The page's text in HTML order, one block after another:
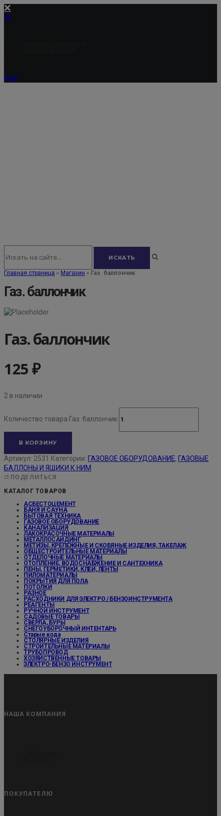
Главная страница » Магазин » Газ. баллончик
Газ. баллончик
Газ. баллончик
125₽
2 в наличии
Количество товара Газ. баллончик
В КОРЗИНУ
Артикул: 2531 Категории: ГАЗОВОЕ ОБОРУДОВАНИЕ, ГАЗОВЫЕ
БАЛЛОНЫ И ЯЩИКИ К НИМ
ПОДЕЛИТЬСЯ
КАТАЛОГ ТОВАРОВ
АСБЕСТОЦЕМЕНТ
БАНЯ И САУНА
БЫТОВАЯ ТЕХНИКА
ГАЗОВОЕ ОБОРУДОВАНИЕ
КАНАЛИЗАЦИЯ
ЛАКОКРАСОЧНЫЕ МАТЕРИАЛЫ
МЕТАЛЛОСАЙДИНГ
МЕТИЗЫ, КРЕПЕЖНЫЕ И СКОБЯНЫЕ ИЗДЕЛИЯ, ТАКЕЛАЖ
ОБЩЕСТРОИТЕЛЬНЫЕ МАТЕРИАЛЫ
ОТДЕЛОЧНЫЕ МАТЕРИАЛЫ
ОТОПЛЕНИЕ, ВОДОСНАБЖЕНИЕ И САНТЕХНИКА
ПЕНЫ, ГЕРМЕТИКИ, КЛЕИ, ЛЕНТЫ
ПИЛОМАТЕРИАЛЫ
ПОКРЫТИЯ ДЛЯ ПОЛА
ПОТОЛКИ
РАЗНОЕ
РАСХОДНИКИ ДЛЯ ЭЛЕКТРО / БЕНЗОИНСТРУМЕНТА
РЕАГЕНТЫ
РУЧНОЙ ИНСТРУМЕНТ
САДОВЫЕ ТОВАРЫ
СВЕРЛА, БУРЫ
СНЕГОУБОРОЧНЫЙ ИНТЕНТАРЬ
Старые кода
СТОЛЯРНЫЕ ИЗДЕЛИЯ
СТРОИТЕЛЬНЫЕ МАТЕРИАЛЫ
ТРУБОПРОВОД
ХОЗЯЙСТВЕННЫЕ ТОВАРЫ
ЭЛЕКТРО-БЕНЗО ИНСТРУМЕНТ
НАША КОМПАНИЯ
ПОКУПАТЕЛЮ